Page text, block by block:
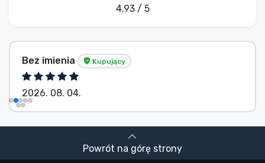
4.93 / 5
Bez imienia Kupujący
2026. 08. 04.
Powrót na górę strony